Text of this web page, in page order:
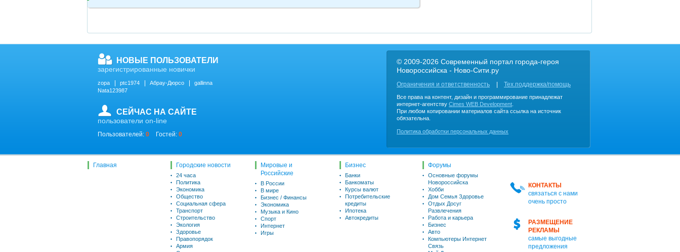
© 2009-2026 Современный портал города-героя
Новороссийска - Ново-Сити.ру
Ограничения и ответственность Тех.поддержка/помощь
Все права на контент, дизайн и программирование принадлежат
интернет-агентству Cimes WEB Development
При любом копировании материалов сайта ссылка на источник
обязательна.
Политика обработки персональных данных
НОВЫЕ ПОЛЬЗОВАТЕЛИ
зарегистрированные новички
zopa ptc1974 Абрау-Дюрсо
gallinna
Nata123987
СЕЙЧАС НА САЙТЕ
пользователи on-line
Пользователей: 0 Гостей: 0
КОНТАКТЫ
связаться с нами
очень просто
РАЗМЕЩЕНИЕ
РЕКЛАМЫ
самые выгодные
предложения
Главная Городские новости
24 часа
Политика
Экономика
Общество
Социальная сфера
Транспорт
Строительство
Экология
Здоровье
Правопорядок
Армия
Мировые и
Российские
В России
В мире
Бизнес / Финансы
Экономика
Музыка и Кино
Спорт
Интернет
Игры
Бизнес
Банки
Банкоматы
Курсы валют
Потребительские
кредиты
Ипотека
Автокредиты
Форумы
Основные форумы
Новороссийска
Хобби
Дом Семья Здоровье
Отдых Досуг
Развлечения
Работа и карьера
Бизнес
Авто
Компьютеры Интернет
Связь